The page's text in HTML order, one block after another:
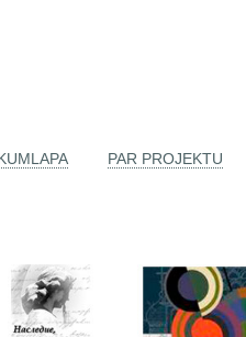
PAR PROJEKTU